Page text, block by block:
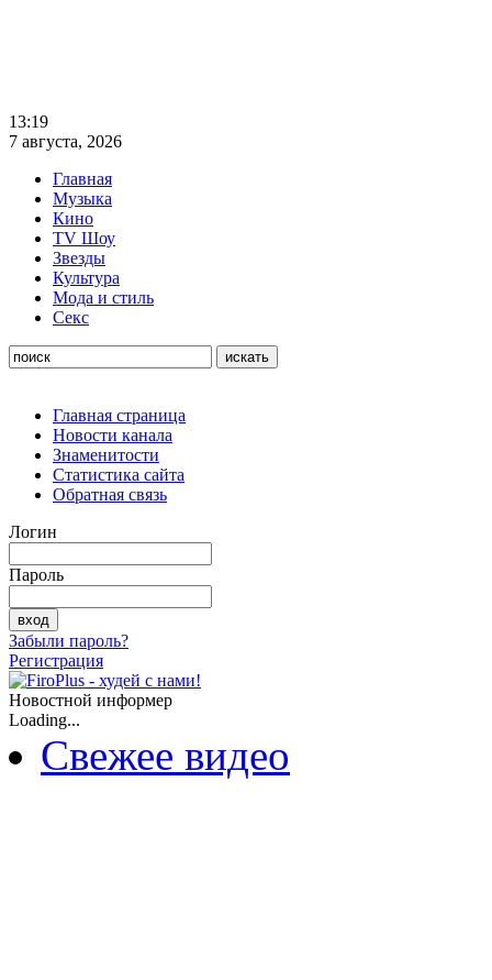
13:19
7 августа, 2026
Главная
Музыка
Кино
TV Шоу
Звезды
Культура
Мода и стиль
Секс
Главная страница
Новости канала
Знаменитости
Статистика сайта
Обратная связь
Логин
Пароль
Забыли пароль?
Регистрация
Новостной информер
Loading...
Свежее видео